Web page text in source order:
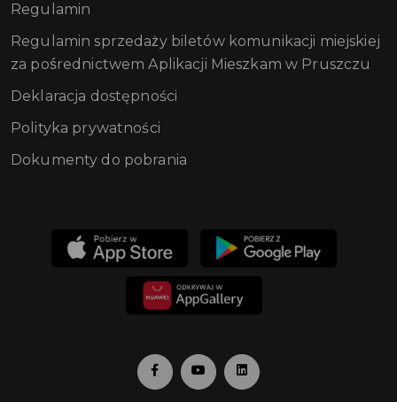
Regulamin
Regulamin sprzedaży biletów komunikacji miejskiej
za pośrednictwem Aplikacji Mieszkam w Pruszczu
Deklaracja dostępności
Polityka prywatności
Dokumenty do pobrania